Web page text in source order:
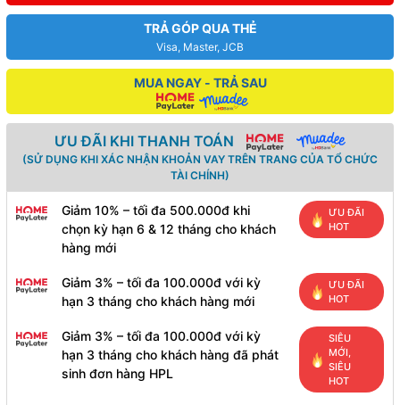
TRẢ GÓP QUA THẺ
Visa, Master, JCB
MUA NGAY - TRẢ SAU
ƯU ĐÃI KHI THANH TOÁN
(SỬ DỤNG KHI XÁC NHẬN KHOẢN VAY TRÊN TRANG CỦA TỔ CHỨC
TÀI CHÍNH)
Giảm 10% – tối đa 500.000đ khi
chọn kỳ hạn 6 & 12 tháng cho khách
hàng mới
ƯU ĐÃI
HOT
Giảm 3% – tối đa 100.000đ với kỳ
hạn 3 tháng cho khách hàng mới
ƯU ĐÃI
HOT
Giảm 3% – tối đa 100.000đ với kỳ
hạn 3 tháng cho khách hàng đã phát
sinh đơn hàng HPL
SIÊU
MỚI,
SIÊU
HOT